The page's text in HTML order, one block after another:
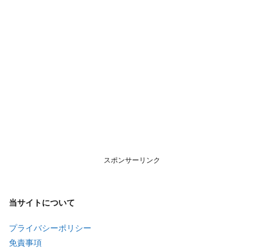
スポンサーリンク
当サイトについて
プライバシーポリシー
免責事項